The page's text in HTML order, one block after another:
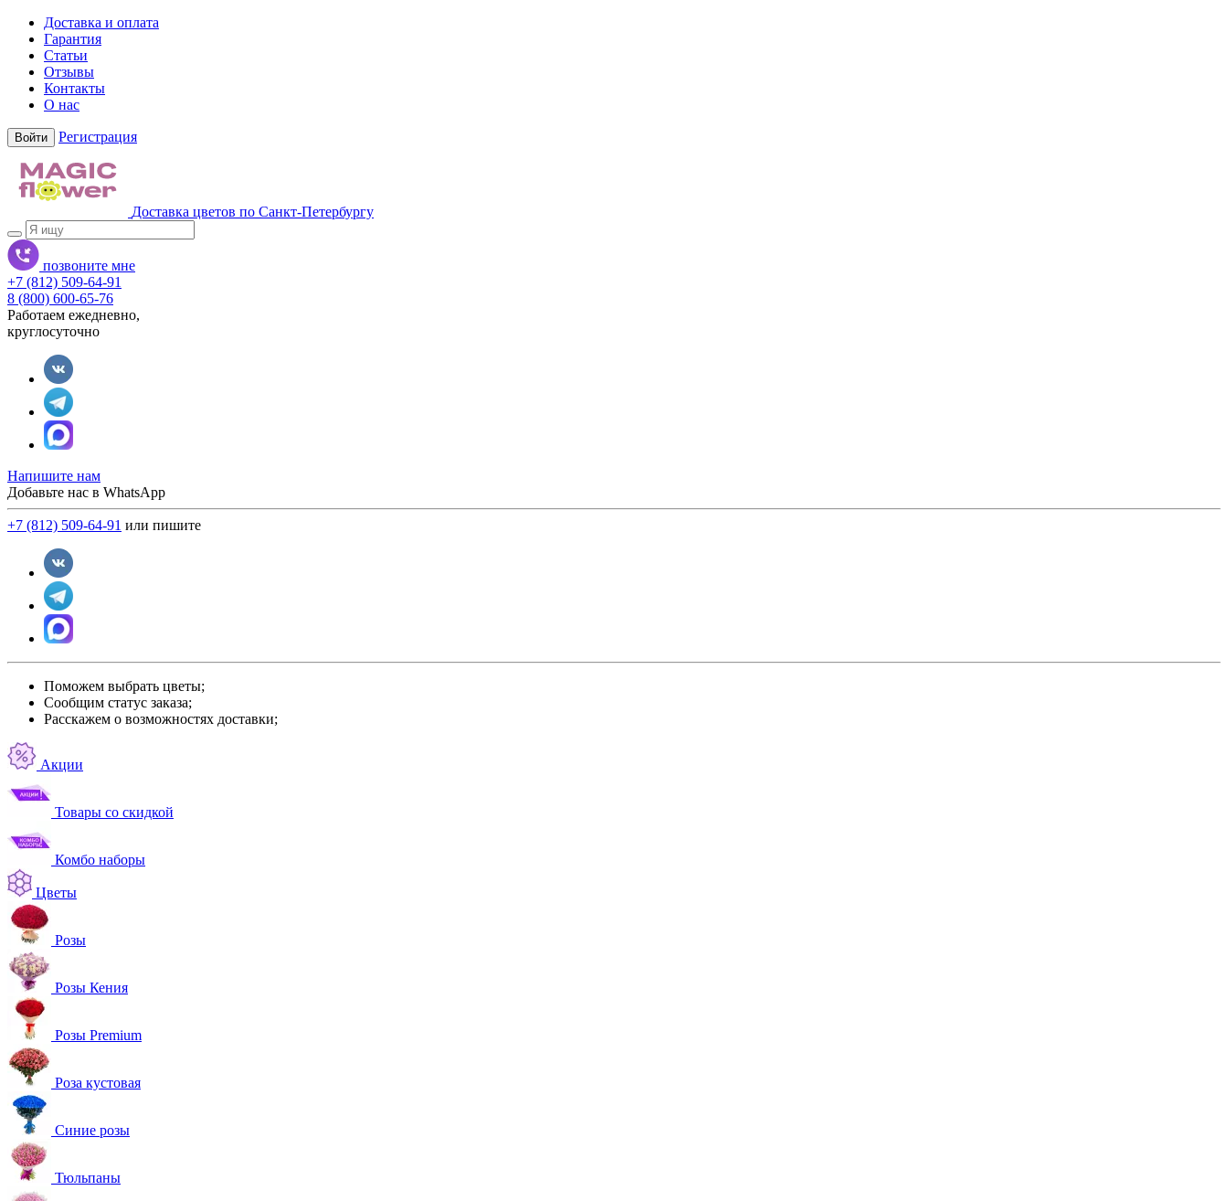
Доставка и оплата
Гарантия
Статьи
Отзывы
Контакты
О нас
Войти Регистрация
Доставка цветов по Санкт-Петербургу
позвоните мне
+7 (812) 509-64-91
8 (800) 600-65-76
Работаем ежедневно,
круглосуточно
Напишите нам
Добавьте нас в WhatsApp
+7 (812) 509-64-91 или пишите
Поможем выбрать цветы;
Сообщим статус заказа;
Расскажем о возможностях доставки;
Акции
Товары со скидкой
Комбо наборы
Цветы
Розы
Розы Кения
Розы Premium
Роза кустовая
Синие розы
Тюльпаны